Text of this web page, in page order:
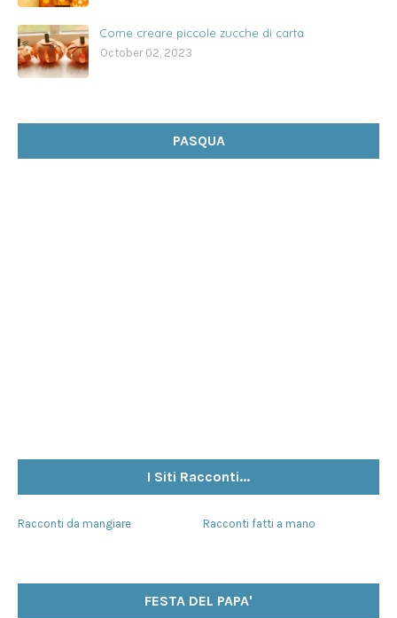
Come creare piccole zucche di carta
October 02, 2023
PASQUA
I Siti Racconti...
Racconti da mangiare Racconti fatti a mano
FESTA DEL PAPA'